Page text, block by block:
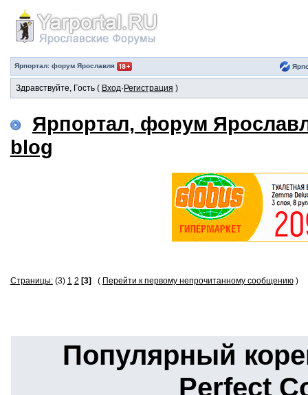
Ярпортал: форум Ярославля
Здравствуйте, Гость ( Вход· Регистрация )
Ярпортал, форум
blog
Страницы:(3) 1 2 [3] ( Перейти к первому непрочитанному сообщению)
Популярный
Perfect